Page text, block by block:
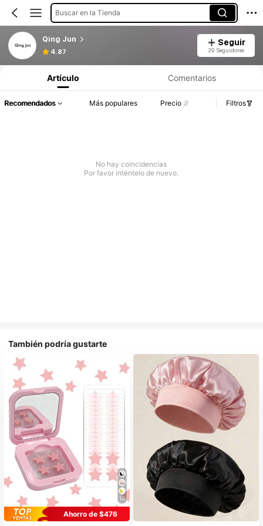
Buscar en la Tienda
Qing Jun
4.87
Seguir
29 Seguidores
Artículo Comentarios
Recomendados Más populares Precio Filtros
No hay coincidencias
Por favor inténtelo de nuevo.
También podría gustarte
10
Ahorro de $476